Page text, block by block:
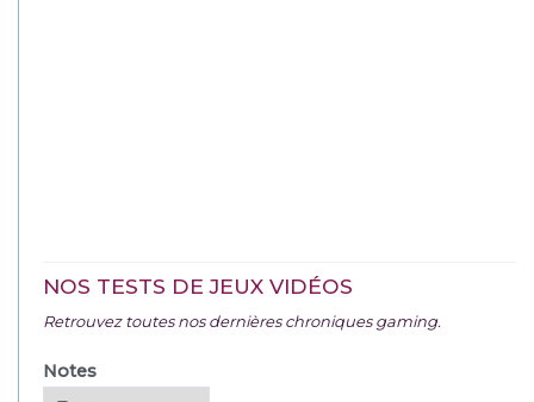
NOS TESTS DE JEUX VIDÉOS
Retrouvez toutes nos dernières chroniques gaming.
Notes